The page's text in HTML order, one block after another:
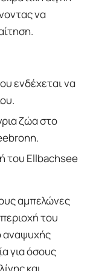
να
ενδέχεται να
ζώα στο
του Ellbachsee
αμπελώνες
του
αναψυχής
για όσους
και